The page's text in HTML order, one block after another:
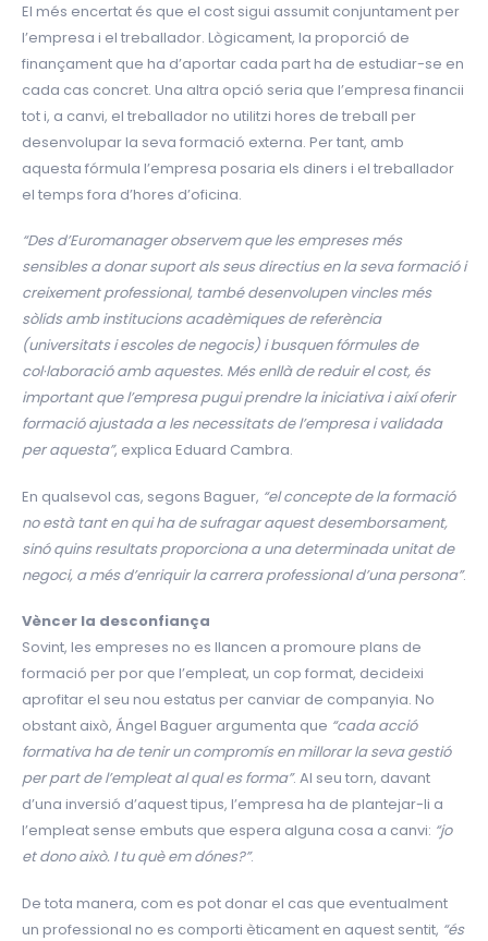
El més encertat és que el cost sigui assumit conjuntament per
l’empresa i el treballador. Lògicament, la proporció de
finançament que ha d’aportar cada part ha de estudiar-se en
cada cas concret. Una altra opció seria que l’empresa financii
tot i, a canvi, el treballador no utilitzi hores de treball per
desenvolupar la seva formació externa. Per tant, amb
aquesta fórmula l’empresa posaria els diners i el treballador
el temps fora d’hores d’oficina.
“Des d’Euromanager observem que les empreses més
sensibles a donar suport als seus directius en la seva formació i
creixement professional, també desenvolupen vincles més
sòlids amb institucions acadèmiques de referència
(universitats i escoles de negocis) i busquen fórmules de
col·laboració amb aquestes. Més enllà de reduir el cost, és
important que l’empresa pugui prendre la iniciativa i així oferir
formació ajustada a les necessitats de l’empresa i validada
per aquesta”, explica Eduard Cambra.
En qualsevol cas, segons Baguer, “el concepte de la formació
no està tant en qui ha de sufragar aquest desemborsament,
sinó quins resultats proporciona a una determinada unitat de
negoci, a més d’enriquir la carrera professional d’una persona”.
Vèncer la desconfiança
Sovint, les empreses no es llancen a promoure plans de
formació per por que l’empleat, un cop format, decideixi
aprofitar el seu nou estatus per canviar de companyia. No
obstant això, Ángel Baguer argumenta que “cada acció
formativa ha de tenir un compromís en millorar la seva gestió
per part de l’empleat al qual es forma”. Al seu torn, davant
d’una inversió d’aquest tipus, l’empresa ha de plantejar-li a
l’empleat sense embuts que espera alguna cosa a canvi: “jo
et dono això. I tu què em dónes?”.
De tota manera, com es pot donar el cas que eventualment
un professional no es comporti èticament en aquest sentit, “és